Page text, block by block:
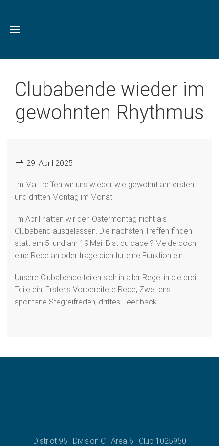
Clubabende wieder im
gewohnten Rhythmus
29. April 2025
Im Mai treffen wir uns wieder wie gewohnt am ersten
und dritten Montag im Monat
Im April hatten wir den Ostermontag nicht als
Clubabend ausgelassen. Die nächsten Treffen finden
statt am 5. und am 19.Mai. Bist du dabei? Melde doch
eine Rede an oder trage dich für eine Funktion ein.
Unsere Clubabende teilen sich in aller Regel in die drei
Teile ein: Erstens Vorbereitete Rede, Zweitens
spontane Stegreifreden, drittes Feedback.
District 95 · Division C · Area 6 · Club 1025950